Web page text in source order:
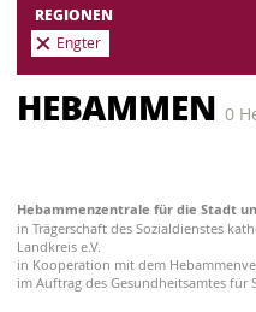
REGIONEN
Engter
HEBAMMEN 0
Hebammenzentrale für die Stadt
in Trägerschaft des Sozialdienstes
Landkreis e.V.
in Kooperation mit dem
im Auftrag des Gesundheitsamtes für